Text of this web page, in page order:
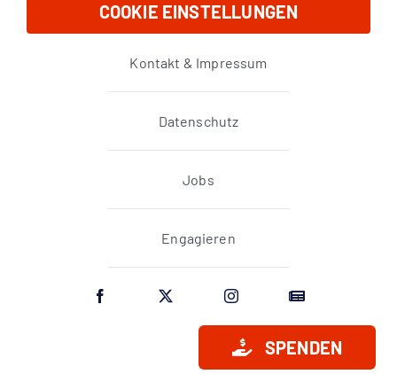
COOKIE EINSTELLUNGEN
Kontakt & Impressum
Datenschutz
Jobs
Engagieren
SPENDEN